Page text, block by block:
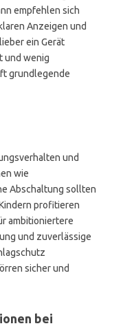
empfehlen sich
Anzeigen und
ein Gerät
und wenig
grundlegende
und
wie
Abschaltung sollten
profitieren
ambitioniertere
und zuverlässige
sicher und
bei